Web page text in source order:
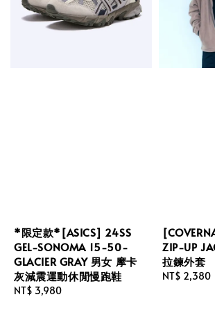
*限定款*[ASICS] 24SS
GEL-SONOMA 15-50-
GLACIER GRAY 男女 摩卡
灰減震運動休閒慢跑鞋
Regular
NT$ 3,980
ZIP-UP
拉鍊外套
Regular
NT$ 2,380